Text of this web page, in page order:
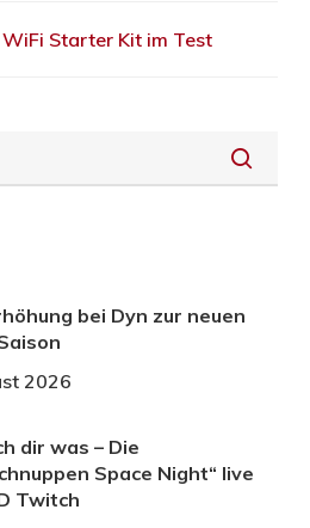
Starter Kit im Test
bei Dyn zur neuen
2026
dir was – Die
Space Night“ live
Twitch